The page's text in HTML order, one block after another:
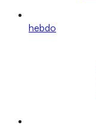
hebdo